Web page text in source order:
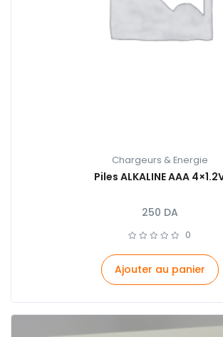
Chargeurs & Energie
Piles ALKALINE AAA
250 DA
0
Ajouter au panier